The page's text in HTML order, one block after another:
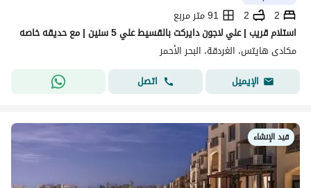
2
2
91 متر مربع
استلام قريب | علي لاجون دايركت بالقسيط علي 5 سنين | مع حديقه خاصه
مكادى هايتس، الغردقة، البحر الأحمر
الإيميل
اتصل
قيد الإنشاء